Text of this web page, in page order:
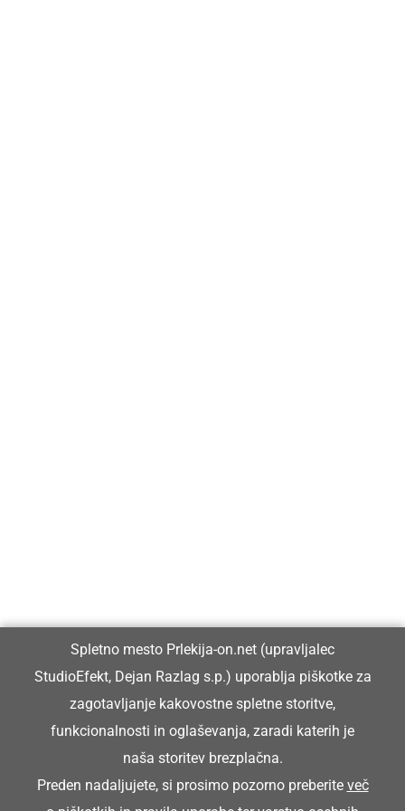
Glavni in odgovorni urednik:
Dejan Razlag
info@prlekija-on.net
Spletno mesto Prlekija-on.net (upravljalec
StudioEfekt, Dejan Razlag s.p.) uporablja piškotke za
zagotavljanje kakovostne spletne storitve,
funkcionalnosti in oglaševanja, zaradi katerih je
naša storitev brezplačna.
Preden nadaljujete, si prosimo pozorno preberite več